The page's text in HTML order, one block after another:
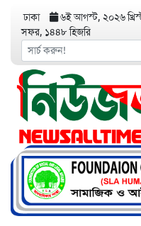
ঢাকা ৬ই আগস্ট, ২০২৬
সফর, ১৪৪৮ হিজরি